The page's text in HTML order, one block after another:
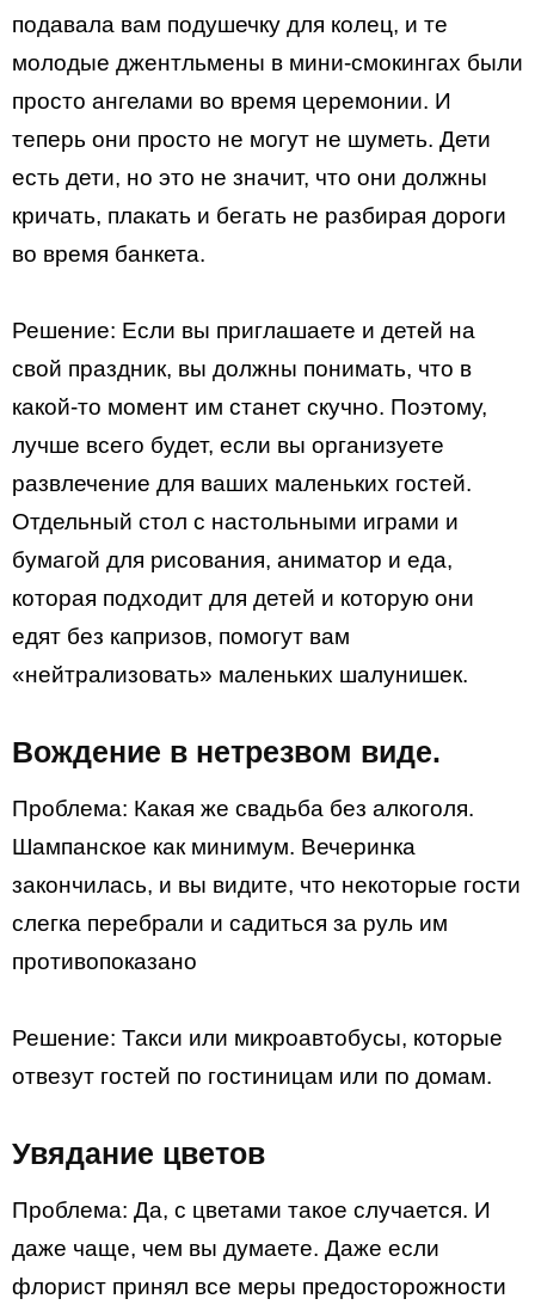
подавала вам подушечку для колец, и те
молодые джентльмены в мини-смокингах были
просто ангелами во время церемонии. И
теперь они просто не могут не шуметь. Дети
есть дети, но это не значит, что они должны
кричать, плакать и бегать не разбирая дороги
во время банкета.
Решение: Если вы приглашаете и детей на
свой праздник, вы должны понимать, что в
какой-то момент им стaнет скучно. Поэтому,
лучше всего будет, если вы организуете
развлечение для ваших маленьких гостей.
Отдельный стол с настольными играми и
бумагой для рисования, аниматор и еда,
которая подходит для детей и которую они
едят без капризов, помогут вам
«нейтрализовать» маленьких шалунишек.
Вождение в нетрезвом виде.
Проблема: Какая же свадьба без алкоголя.
Шампанское как минимум. Вечеринка
закончилась, и вы видите, что некоторые гости
слегка перебрали и садиться за руль им
противопоказано
Решение: Такси или микроавтобусы, которые
отвезут гостей по гостиницам или по домам.
Увядание цветов
Проблема: Да, с цветами такое случается. И
даже чаще, чем вы думаете. Даже если
флорист принял все меры предосторожности